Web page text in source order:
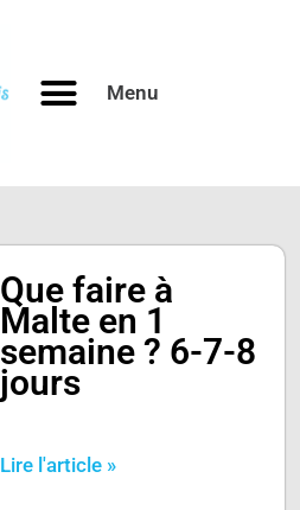
Menu
Que faire à
Malte en 1
semaine ? 6-7-8
jours
Lire l'article »